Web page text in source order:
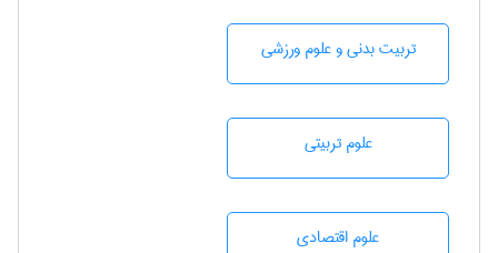
تربيت بدنی و علوم ورزشی
علوم تربيتی
علوم اقتصادی